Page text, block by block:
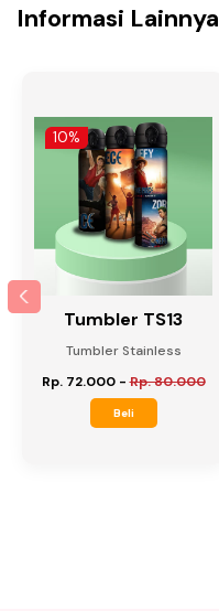
Informasi Lainnya
10%
Tumbler TS13
Tumbler Stainless
Rp. 72.000-Rp. 80.000
Beli